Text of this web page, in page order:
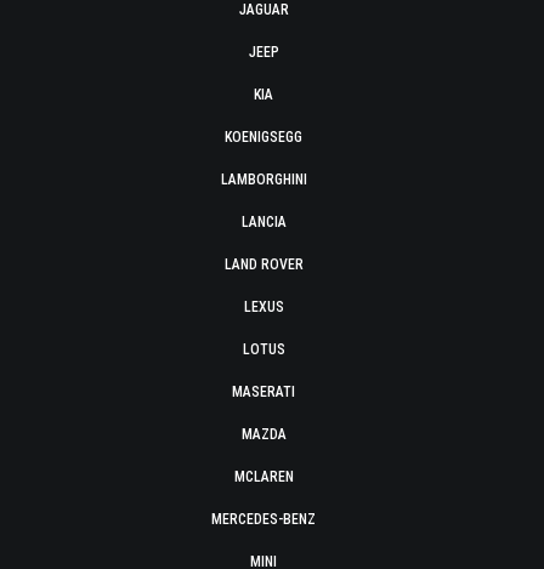
JAGUAR
JEEP
KIA
KOENIGSEGG
LAMBORGHINI
LANCIA
LAND ROVER
LEXUS
LOTUS
MASERATI
MAZDA
MCLAREN
MERCEDES-BENZ
MINI